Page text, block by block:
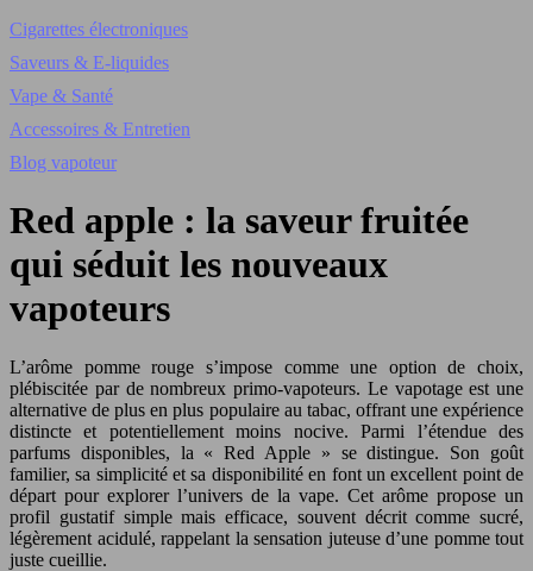
Cigarettes électroniques
Saveurs & E-liquides
Vape & Santé
Accessoires & Entretien
Blog vapoteur
Red apple : la saveur fruitée
qui séduit les nouveaux
vapoteurs
L’arôme pomme rouge s’impose comme une option de choix,
plébiscitée par de nombreux primo-vapoteurs. Le vapotage est une
alternative de plus en plus populaire au tabac, offrant une expérience
distincte et potentiellement moins nocive. Parmi l’étendue des
parfums disponibles, la « Red Apple » se distingue. Son goût
familier, sa simplicité et sa disponibilité en font un excellent point de
départ pour explorer l’univers de la vape. Cet arôme propose un
profil gustatif simple mais efficace, souvent décrit comme sucré,
légèrement acidulé, rappelant la sensation juteuse d’une pomme tout
juste cueillie.